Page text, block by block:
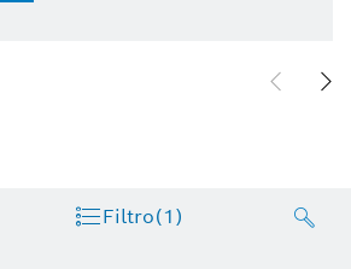
Filtro(1)